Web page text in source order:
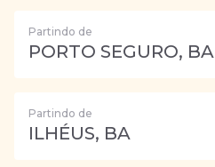
Partindo de
PORTO SEGURO, BA
Partindo de
ILHÉUS, BA